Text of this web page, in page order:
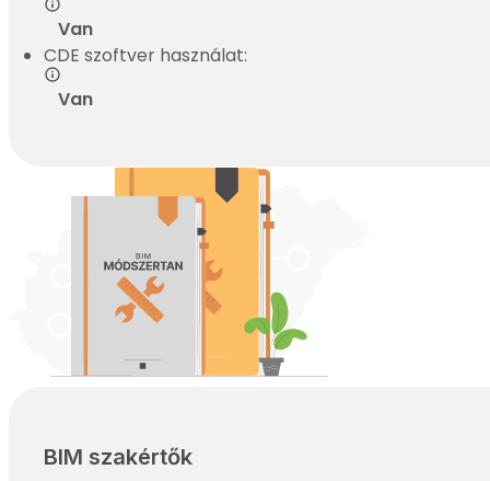
Van
CDE szoftver használat:
Van
BIM szakértők